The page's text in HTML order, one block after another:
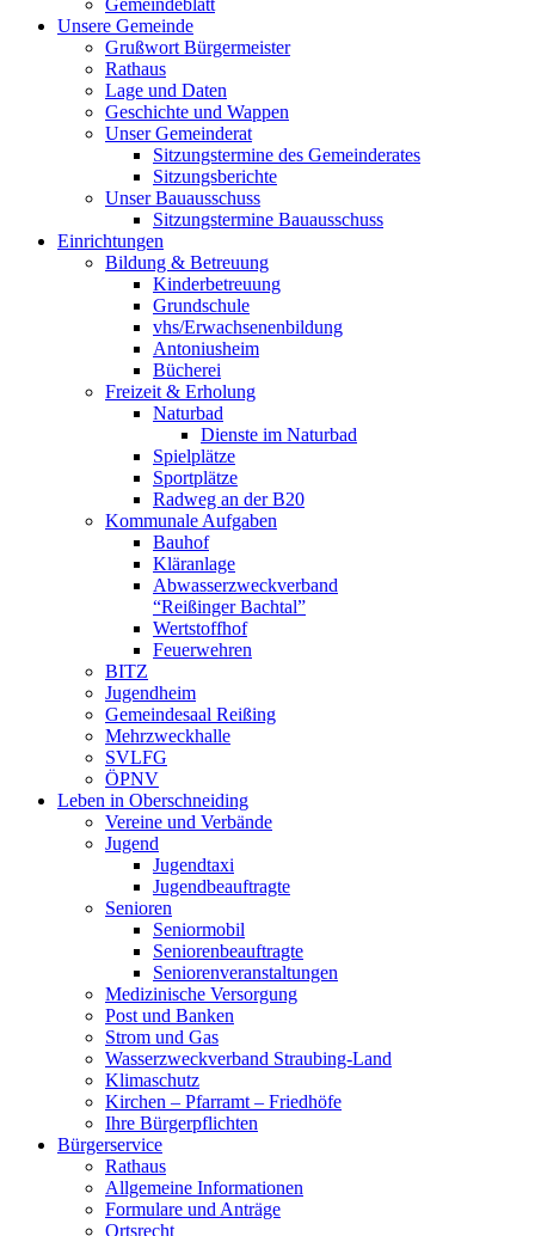
Gemeindeblatt
Unsere Gemeinde
Grußwort Bürgermeister
Rathaus
Lage und Daten
Geschichte und Wappen
Unser Gemeinderat
Sitzungstermine des Gemeinderates
Sitzungsberichte
Unser Bauausschuss
Sitzungstermine Bauausschuss
Einrichtungen
Bildung & Betreuung
Kinderbetreuung
Grundschule
vhs/Erwachsenenbildung
Antoniusheim
Bücherei
Freizeit & Erholung
Naturbad
Dienste im Naturbad
Spielplätze
Sportplätze
Radweg an der B20
Kommunale Aufgaben
Bauhof
Kläranlage
Abwasserzweckverband
“Reißinger Bachtal”
Wertstoffhof
Feuerwehren
BITZ
Jugendheim
Gemeindesaal Reißing
Mehrzweckhalle
SVLFG
ÖPNV
Leben in Oberschneiding
Vereine und Verbände
Jugend
Jugendtaxi
Jugendbeauftragte
Senioren
Seniormobil
Seniorenbeauftragte
Seniorenveranstaltungen
Medizinische Versorgung
Post und Banken
Strom und Gas
Wasserzweckverband Straubing-Land
Klimaschutz
Kirchen – Pfarramt – Friedhöfe
Ihre Bürgerpflichten
Bürgerservice
Rathaus
Allgemeine Informationen
Formulare und Anträge
Ortsrecht